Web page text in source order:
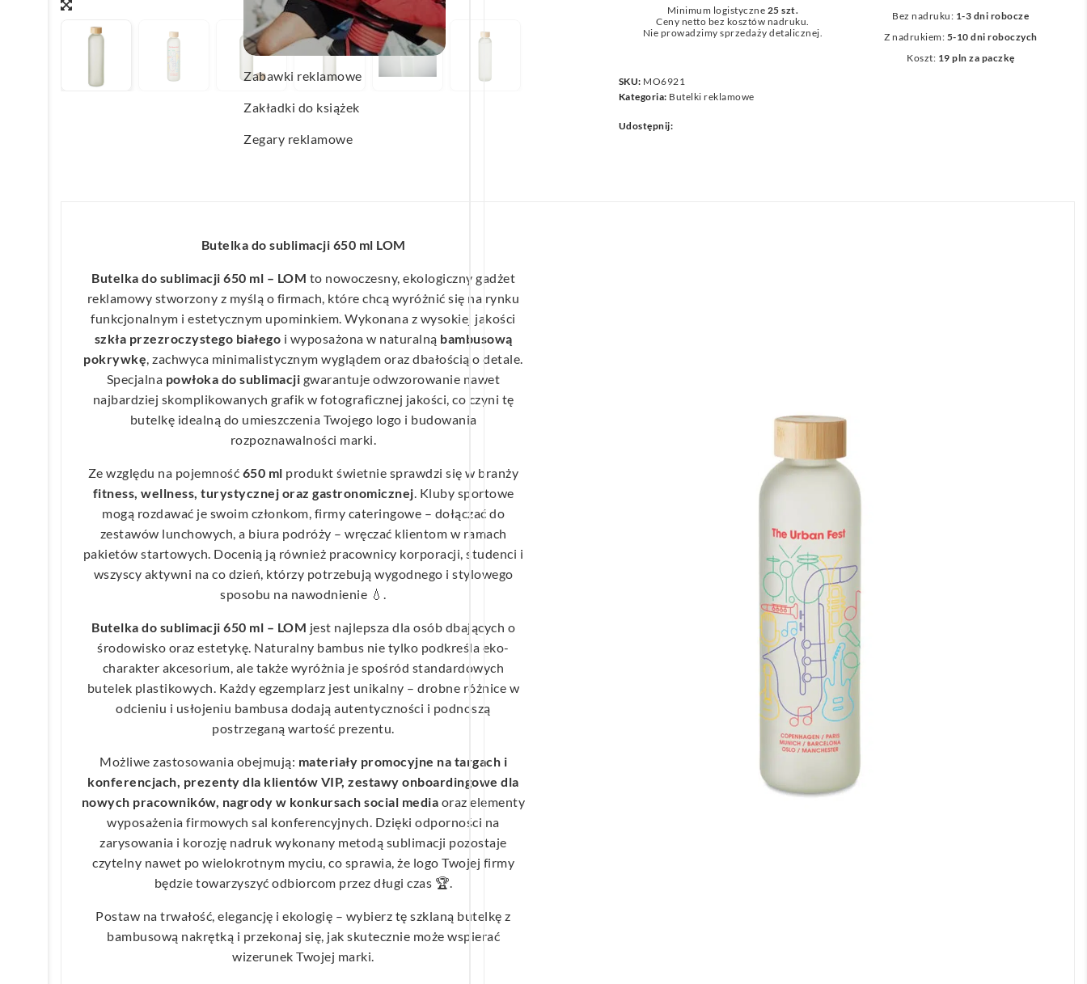
Wachlarze reklamowe
Wagi kuchenne
Zabawki reklamowe
Zakładki do książek
Zegary reklamowe
Minimum logistyczne 25 szt.
Ceny netto bez kosztów nadruku.
Nie prowadzimy sprzedaży detalicznej.
Bez nadruku: 1-3 dni robocze
Z nadrukiem: 5-10 dni roboczych
Koszt: 19 pln za paczkę
SKU: MO6921
Kategoria: Butelki reklamowe
Udostępnij:
Butelka do sublimacji 650 ml LOM
Butelka do sublimacji 650 ml – LOM to nowoczesny, ekologiczny gadżet
reklamowy stworzony z myślą o firmach, które chcą wyróżnić się na rynku
funkcjonalnym i estetycznym upominkiem. Wykonana z wysokiej jakości
szkła przezroczystego białego i wyposażona w naturalną bambusową
pokrywkę, zachwyca minimalistycznym wyglądem oraz dbałością o detale.
Specjalna powłoka do sublimacji gwarantuje odwzorowanie nawet
najbardziej skomplikowanych grafik w fotograficznej jakości, co czyni tę
butelkę idealną do umieszczenia Twojego logo i budowania
rozpoznawalności marki.
Ze względu na pojemność 650 ml produkt świetnie sprawdzi się w branży
fitness, wellness, turystycznej oraz gastronomicznej. Kluby sportowe
mogą rozdawać je swoim członkom, firmy cateringowe – dołączać do
zestawów lunchowych, a biura podróży – wręczać klientom w ramach
pakietów startowych. Docenią ją również pracownicy korporacji, studenci i
wszyscy aktywni na co dzień, którzy potrzebują wygodnego i stylowego
sposobu na nawodnienie 💧.
Butelka do sublimacji 650 ml – LOM jest najlepsza dla osób dbających o
środowisko oraz estetykę. Naturalny bambus nie tylko podkreśla eko-
charakter akcesorium, ale także wyróżnia je spośród standardowych
butelek plastikowych. Każdy egzemplarz jest unikalny – drobne różnice w
odcieniu i usłojeniu bambusa dodają autentyczności i podnoszą
postrzeganą wartość prezentu.
Możliwe zastosowania obejmują: materiały promocyjne na targach i
konferencjach, prezenty dla klientów VIP, zestawy onboardingowe dla
nowych pracowników, nagrody w konkursach social media oraz elementy
wyposażenia firmowych sal konferencyjnych. Dzięki odporności na
zarysowania i korozję nadruk wykonany metodą sublimacji pozostaje
czytelny nawet po wielokrotnym myciu, co sprawia, że logo Twojej firmy
będzie towarzyszyć odbiorcom przez długi czas 🏆.
Postaw na trwałość, elegancję i ekologię – wybierz tę szklaną butelkę z
bambusową nakrętką i przekonaj się, jak skutecznie może wspierać
wizerunek Twojej marki.